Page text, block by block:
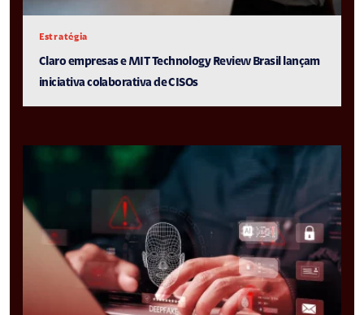
Estratégia
Claro empresas e MIT Technology Review Brasil lançam
iniciativa colaborativa de CISOs